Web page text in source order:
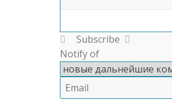
Subscribe
Notify of